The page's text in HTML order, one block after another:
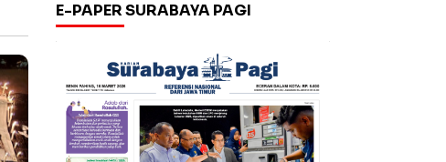
E-PAPER SURABAYA PAGI